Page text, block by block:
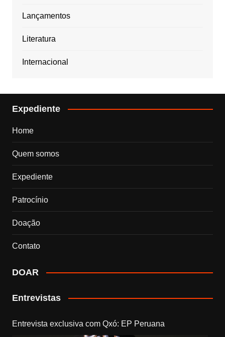
Lançamentos
Literatura
Internacional
Expediente
Home
Quem somos
Expediente
Patrocínio
Doação
Contato
DOAR
Entrevistas
Entrevista exclusiva com Qxó: EP Peruana